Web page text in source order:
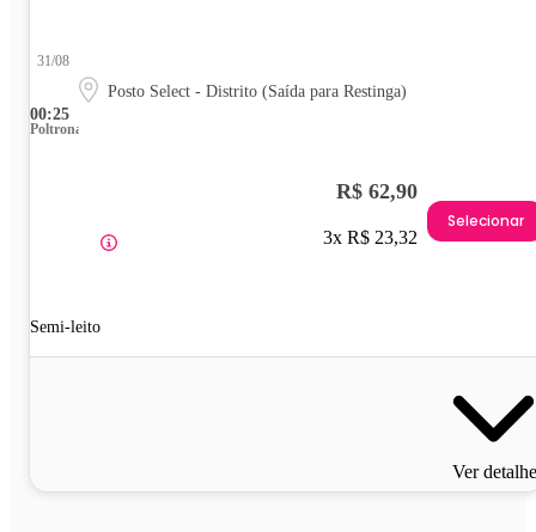
00:25
31/08
Posto Select - Distrito (Saída para Restinga)
Poltrona
Semi-leito
R$ 62,90
3x R$ 23,32
Selecionar
Ver